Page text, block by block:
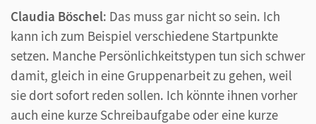
Claudia Böschel: Das muss gar nicht so sein. Ich
kann ich zum Beispiel verschiedene Startpunkte
setzen. Manche Persönlichkeitstypen tun sich schwer
damit, gleich in eine Gruppenarbeit zu gehen, weil
sie dort sofort reden sollen. Ich könnte ihnen vorher
auch eine kurze Schreibaufgabe oder eine kurze